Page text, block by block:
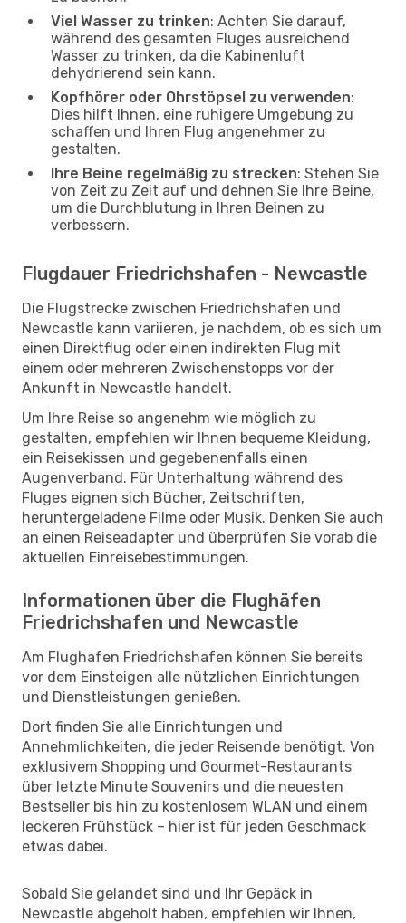
Viel Wasser zu trinken: Achten Sie darauf,
während des gesamten Fluges ausreichend
Wasser zu trinken, da die Kabinenluft
dehydrierend sein kann.
Kopfhörer oder Ohrstöpsel zu verwenden:
Dies hilft Ihnen, eine ruhigere Umgebung zu
schaffen und Ihren Flug angenehmer zu
gestalten.
Ihre Beine regelmäßig zu strecken: Stehen Sie
von Zeit zu Zeit auf und dehnen Sie Ihre Beine,
um die Durchblutung in Ihren Beinen zu
verbessern.
Flugdauer Friedrichshafen - Newcastle
Die Flugstrecke zwischen Friedrichshafen und
Newcastle kann variieren, je nachdem, ob es sich um
einen Direktflug oder einen indirekten Flug mit
einem oder mehreren Zwischenstopps vor der
Ankunft in Newcastle handelt.
Um Ihre Reise so angenehm wie möglich zu
gestalten, empfehlen wir Ihnen bequeme Kleidung,
ein Reisekissen und gegebenenfalls einen
Augenverband. Für Unterhaltung während des
Fluges eignen sich Bücher, Zeitschriften,
heruntergeladene Filme oder Musik. Denken Sie auch
an einen Reiseadapter und überprüfen Sie vorab die
aktuellen Einreisebestimmungen.
Informationen über die Flughäfen
Friedrichshafen und Newcastle
Am Flughafen Friedrichshafen können Sie bereits
vor dem Einsteigen alle nützlichen Einrichtungen
und Dienstleistungen genießen.
Dort finden Sie alle Einrichtungen und
Annehmlichkeiten, die jeder Reisende benötigt. Von
exklusivem Shopping und Gourmet-Restaurants
über letzte Minute Souvenirs und die neuesten
Bestseller bis hin zu kostenlosem WLAN und einem
leckeren Frühstück – hier ist für jeden Geschmack
etwas dabei.
Sobald Sie gelandet sind und Ihr Gepäck in
Newcastle abgeholt haben, empfehlen wir Ihnen,